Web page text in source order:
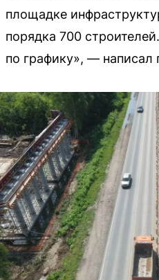
площадке
порядка 700
по графику», — написал